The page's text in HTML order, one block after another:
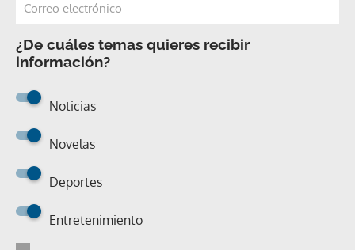
¿De cuáles temas quieres recibir
información?
Noticias
Novelas
Deportes
Entretenimiento